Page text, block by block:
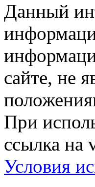
Данный
сайте, не
При
ссылка на
Условия